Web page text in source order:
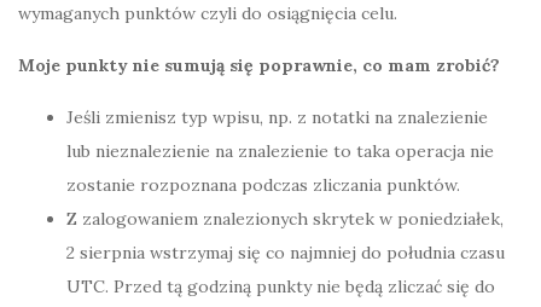
wymaganych punktów czyli do osiągnięcia celu.
Moje punkty nie sumują się poprawnie, co mam zrobić?
Jeśli zmienisz typ wpisu, np. z notatki na znalezienie
lub nieznalezienie na znalezienie to taka operacja nie
zostanie rozpoznana podczas zliczania punktów.
Z zalogowaniem znalezionych skrytek w poniedziałek,
2 sierpnia wstrzymaj się co najmniej do południa czasu
UTC. Przed tą godziną punkty nie będą zliczać się do